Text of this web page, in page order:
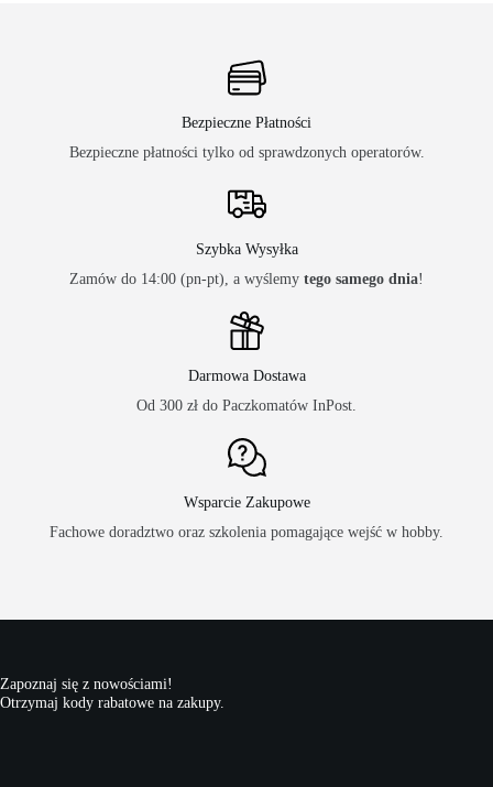
Bezpieczne Płatności
Bezpieczne płatności tylko od sprawdzonych operatorów.
Szybka Wysyłka
Zamów do 14:00 (pn-pt), a wyślemy tego samego dnia!
Darmowa Dostawa
Od 300 zł do Paczkomatów InPost.
Wsparcie Zakupowe
Fachowe doradztwo oraz szkolenia pomagające wejść w hobby.
Zapoznaj się z nowościami!
Otrzymaj kody rabatowe na zakupy.